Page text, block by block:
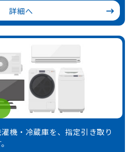
詳細へ
機・冷蔵庫を、指定引き取り